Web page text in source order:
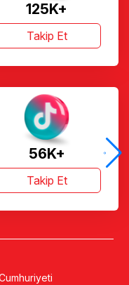
125K+
Takip Et
56K+
Takip Et